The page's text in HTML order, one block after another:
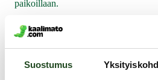
Suostumus
paikoillaan.
46.19 €
Muut asiakkaat